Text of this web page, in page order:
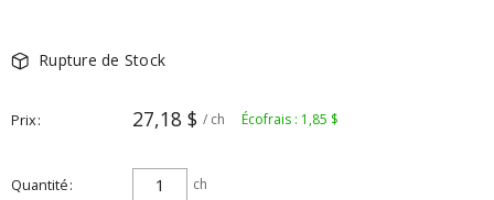
Rupture de Stock
Prix 27,18 $ / ch Écofrais : 1,85 $
Quantité ch